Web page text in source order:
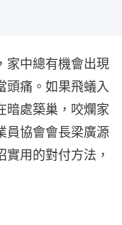
家中總有機會出現
頭痛。如果飛蟻入
暗處築巢，咬爛家
員協會會長梁廣源
用的對付方法，